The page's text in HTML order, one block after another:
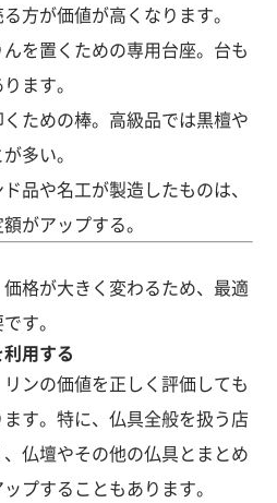
方が価値が高くなります。
んを置くための専用台座。台も
ます。
くための棒。高級品では黒檀や
多い。
ド品や名工が製造したものは、
がアップする。
格が大きく変わるため、最適
す。
用する
ンの価値を正しく評価しても
す。特に、仏具全般を扱う店
仏壇やその他の仏具とまとめ
プすることもあります。